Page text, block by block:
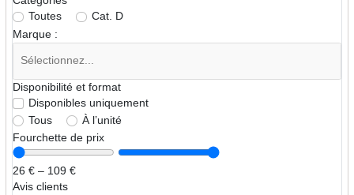
Toutes
Cat. D
Marque :
Disponibilité et format
Disponibles uniquement
Tous
À l’unité
Fourchette de prix
26 € – 109 €
Avis clients